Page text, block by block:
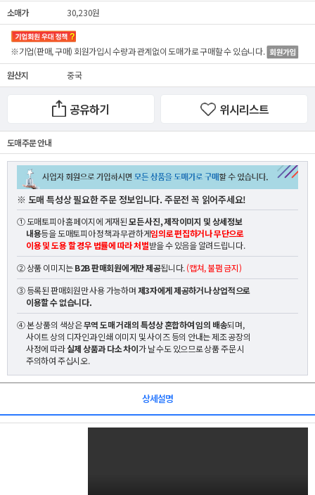
소매가 30,230원
※기업(판매, 구매) 회원가입시 수량과 관계없이도매가로 구매할 수 있습니다.
원산지 중국
공유하기 위시리스트
도매 주문 안내
※ 도매 특성상 필요한 주문 정보입니다. 주문전 꼭 읽어주세요!
① 도매토피아 홈페이지에 게재된모든 사진, 제작이미지 및 상세정보
내용등을 도매토피아 정책과 무관하게임의로 편집하거나 무단으로
이용 및 도용 할 경우 법률에 따라 처벌받을 수 있음을 알려드립니다.
② 상품 이미지는B2B 판매회원에게만 제공됩니다.(캡쳐, 불펌 금지)
③ 등록된 판매회원만 사용 가능하며제3자에게 제공하거나 상업적으로
이용할 수 없습니다.
④ 본 상품의 색상은무역 도매 거래의 특성상 혼합하여 임의 배송되며,
사이트 상의 디자인과 인쇄 이미지 및 사이즈 등의 안내는 제조 공장의
사정에 따라실제 상품과 다소 차이가 날 수도 있으므로 상품 주문 시
주의하여 주십시오.
상세설명